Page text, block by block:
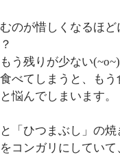
のが惜しくなるほ
う残りが少ない
べてしまうと、も
悩んでしまいます
「ひつまぶし」の
コンガリにしてい